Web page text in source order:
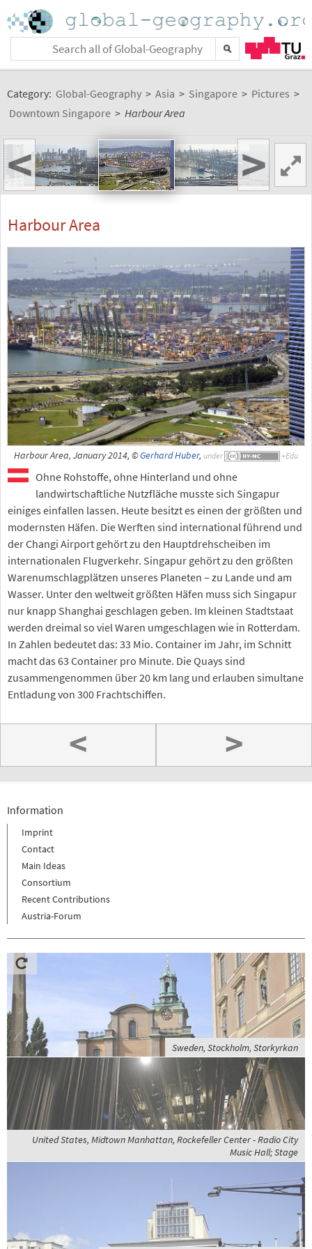
Category: Global-Geography > Asia > Singapore > Pictures >
Downtown Singapore > Harbour Area
< >
Harbour Area
Harbour Area, January 2014, ©Gerhard Huber, under
Ohne Rohstoffe, ohne Hinterland und ohne
landwirtschaftliche Nutzfläche musste sich Singapur
einiges einfallen lassen. Heute besitzt es einen der größten und
modernsten Häfen. Die Werften sind international führend und
der Changi Airport gehört zu den Hauptdrehscheiben im
internationalen Flugverkehr. Singapur gehört zu den größten
Warenumschlagplätzen unseres Planeten – zu Lande und am
Wasser. Unter den weltweit größten Häfen muss sich Singapur
nur knapp Shanghai geschlagen geben. Im kleinen Stadtstaat
werden dreimal so viel Waren umgeschlagen wie in Rotterdam.
In Zahlen bedeutet das: 33 Mio. Container im Jahr, im Schnitt
macht das 63 Container pro Minute. Die Quays sind
zusammengenommen über 20 km lang und erlauben simultane
Entladung von 300 Frachtschiffen.
< >
Information
Imprint
Contact
Main Ideas
Consortium
Recent Contributions
Austria-Forum
Sweden, Stockholm, Storkyrkan
United States, Midtown Manhattan, Rockefeller Center - Radio City
Music Hall; Stage